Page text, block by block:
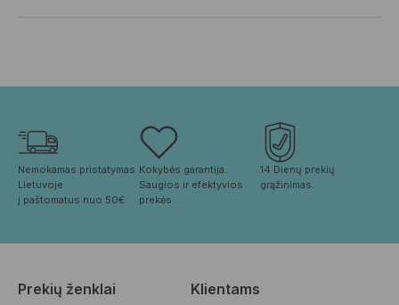
Nemokamas pristatymas
Lietuvoje
į paštomatus nuo 50€
Kokybės garantija.
Saugios ir efektyvios
prekės.
14 Dienų prekių
grąžinimas.
Prekių ženklai Klientams